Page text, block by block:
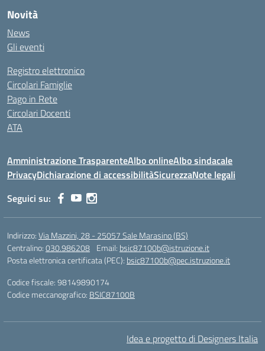
Novità
News
Gli eventi
Registro elettronico
Circolari Famiglie
Pago in Rete
Circolari Docenti
ATA
Amministrazione TrasparenteAlbo onlineAlbo sindacale
PrivacyDichiarazione di accessibilitàSicurezzaNote legali
Seguici su:
Indirizzo:Via Mazzini, 28 - 25057 Sale Marasino (BS)
Centralino:030.986208 Email: bsic87100b@istruzione.it
Posta elettronica certificata (PEC): bsic87100b@pec.istruzione.it
Codice fiscale: 98149890174
Codice meccanografico: BSIC87100B
Idea e progetto di Designers Italia